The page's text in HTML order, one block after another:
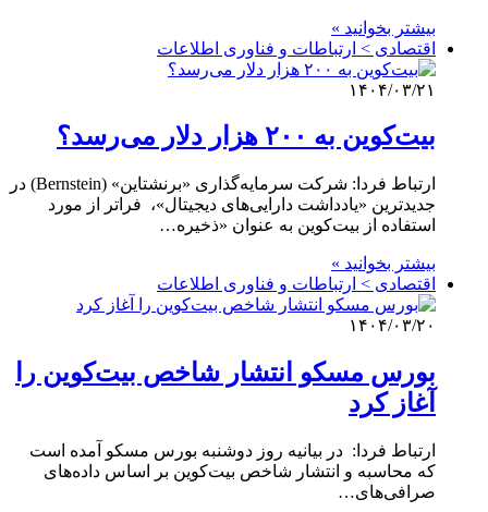
بیشتر بخوانید »
اقتصادی > ارتباطات و فناوری اطلاعات
۱۴۰۴/۰۳/۲۱
بیت‌کوین به ۲۰۰ هزار دلار می‌رسد؟
ارتباط فردا: شرکت سرمایه‌گذاری «برنشتاین» (Bernstein) در
جدیدترین «یادداشت دارایی‌های دیجیتال»، فراتر از مورد
استفاده از بیت‌کوین به عنوان «ذخیره…
بیشتر بخوانید »
اقتصادی > ارتباطات و فناوری اطلاعات
۱۴۰۴/۰۳/۲۰
بورس مسکو انتشار شاخص بیت‌کوین را
آغاز کرد
ارتباط فردا: در بیانیه روز دوشنبه بورس مسکو آمده است
که محاسبه و انتشار شاخص بیت‌کوین بر اساس داده‌های
صرافی‌های…